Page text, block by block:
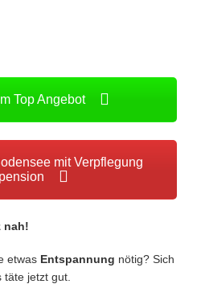
Top Angebot
mit Verpflegung
nah!
etwas Entspannung nötig? Sich
jetzt gut.